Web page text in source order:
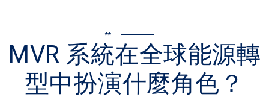
**
MVR 系統在全球能源轉
型中扮演什麼角色？